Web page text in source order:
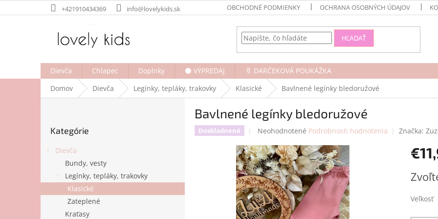
na
+421910434369 info@lovelykids.sk OBCHODNÉ PODMIENKY OCHRANA OSOBNÝCH ÚDAJOV
HĽADAŤ
Dievča Chlapec Doplnky ⚫ VÝPREDAJ
🔖 DARČEKOVÁ POUKÁŽKA
Domov
Dievča Legínky, tepláky, trakovky Klasické Bavlnené legínky bledoružové
kategórie
Kategórie
Dievča
Bundy, vesty
Legínky, tepláky, trakovky
Klasické
Zateplené
Kraťasy
Bavlnené legínky bledoružové
Doskladnené
Priemerné
produktu
je
0,0
z
5
hviezdičiek.
Neohodnotené Podrobnosti hodnotenia Značka:
cena:
Veľkosť